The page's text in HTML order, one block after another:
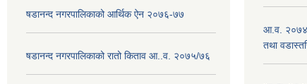
षडानन्द नगरपालिकाको आर्थिक ऐन २०७६-७७
षडानन्द नगरपालिकाको रातो किताव आ..व. २०७५/७६
आ.व. २०७४/
तथा